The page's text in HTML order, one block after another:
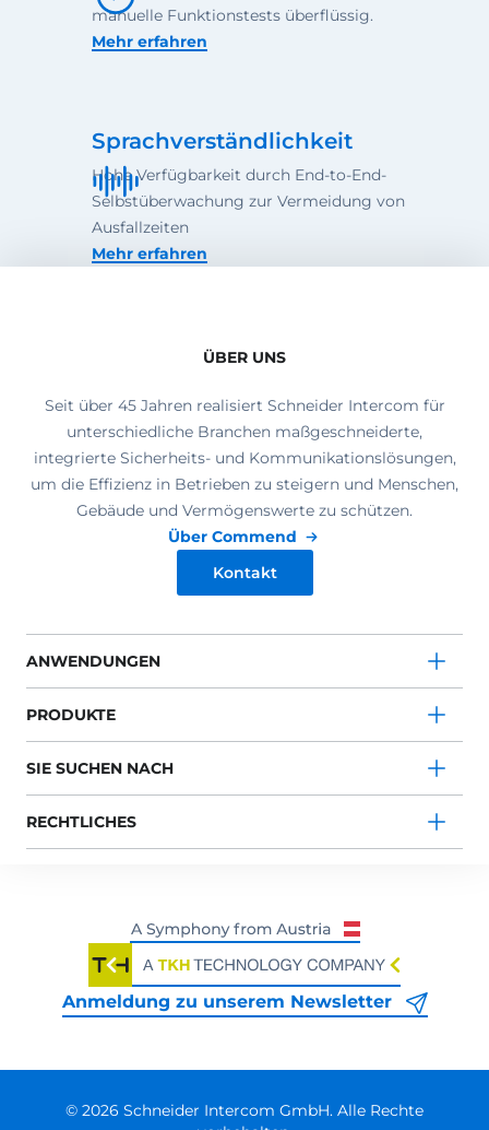
manuelle Funktionstests überflüssig.
Mehr erfahren
Sprachverständlichkeit
Hohe Verfügbarkeit durch End-to-End-
Selbstüberwachung zur Vermeidung von
Ausfallzeiten
Mehr erfahren
ÜBER UNS
Seit über 45 Jahren realisiert Schneider Intercom für
unterschiedliche Branchen maßgeschneiderte,
integrierte Sicherheits- und Kommunikationslösungen,
um die Effizienz in Betrieben zu steigern und Menschen,
Gebäude und Vermögenswerte zu schützen.
Über Commend
Kontakt
ANWENDUNGEN
PRODUKTE
SIE SUCHEN NACH
RECHTLICHES
Anmeldung zu unserem Newsletter
© 2026 Schneider Intercom GmbH. Alle Rechte